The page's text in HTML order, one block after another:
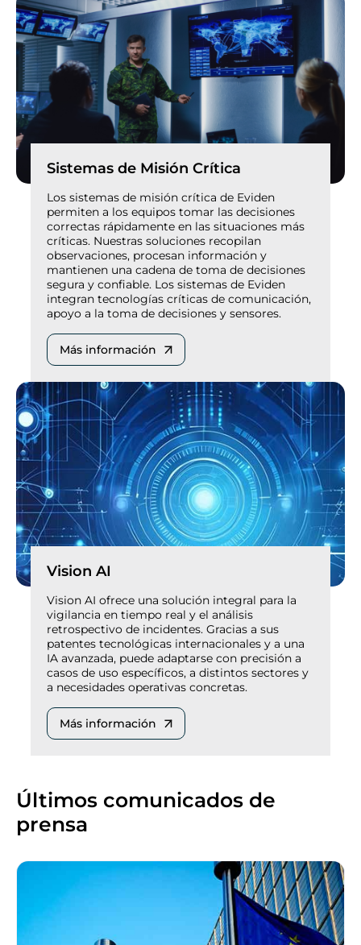
Sistemas de Misión Crítica
Los sistemas de misión crítica de Eviden
permiten a los equipos tomar las decisiones
correctas rápidamente en las situaciones más
críticas. Nuestras soluciones recopilan
observaciones, procesan información y
mantienen una cadena de toma de decisiones
segura y confiable. Los sistemas de Eviden
integran tecnologías críticas de comunicación,
apoyo a la toma de decisiones y sensores.
Más información
Vision AI
Vision AI ofrece una solución integral para la
vigilancia en tiempo real y el análisis
retrospectivo de incidentes. Gracias a sus
patentes tecnológicas internacionales y a una
IA avanzada, puede adaptarse con precisión a
casos de uso específicos, a distintos sectores y
a necesidades operativas concretas.
Más información
Últimos comunicados de
prensa